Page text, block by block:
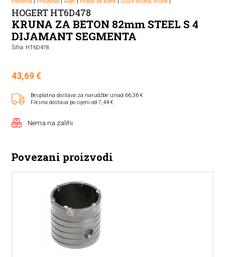
HOGERT HT6D478
KRUNA ZA BETON 82mm STEEL S 4
DIJAMANT SEGMENTA
Šifra: HT6D478
43,69€
Besplatna dostava za narudžbe iznad 66,36 €
Fiksna dostava po cijeni od 7,44 €
Nema na zalihi
Povezani proizvodi